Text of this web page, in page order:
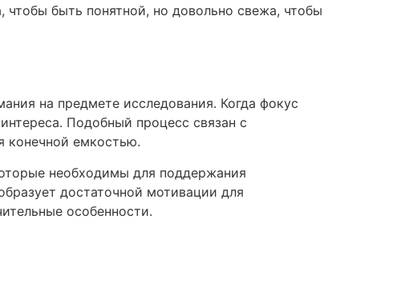
чтобы быть понятной, но довольно свежа, чтобы
на предмете исследования. Когда фокус
Подобный процесс связан с
конечной емкостью.
необходимы для поддержания
достаточной мотивации для
особенности.